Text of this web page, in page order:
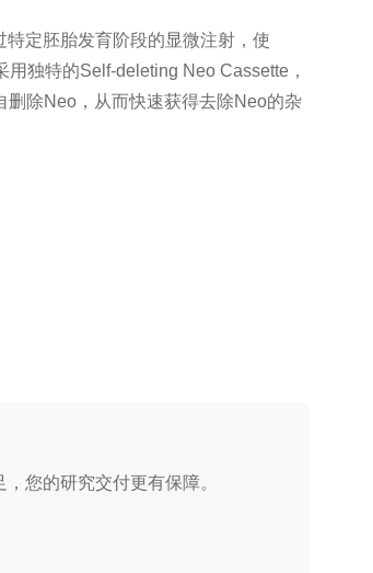
定胚胎发育阶段的显微注射，使
独特的Self-deleting Neo Cassette，
删除Neo，从而快速获得去除Neo的杂
您的研究交付更有保障。